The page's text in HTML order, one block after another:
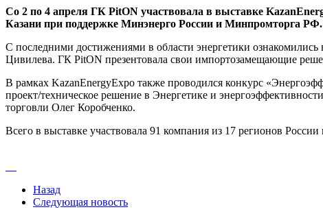
Со 2 по 4 апреля ГК PitON участвовала в выставке
Казани при поддержке Минэнерго России и Минпромторга РФ.
С последними достижениями в области энергетики
Цивилева. ГК PitON презентовала свои импортозамещающие
В рамках KazanEnergyExpo также проводился конкурс
проект/техническое решение в Энергетике и
торговли Олег Коробченко.
Всего в выставке участвовала 91 компания из 17 регионов
Назад
Следующая новость